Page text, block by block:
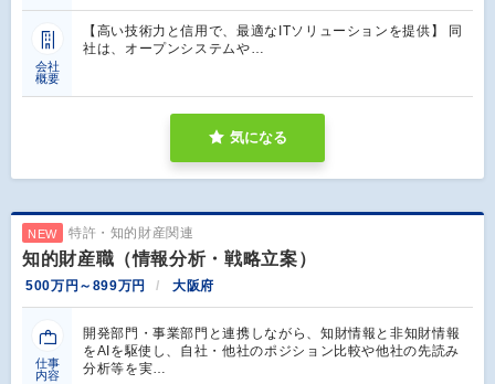
会社
概要
【高い技術力と信用で、最適なITソリューションを提供】 同
社は、オープンシステムや…
気になる
NEW 特許・知的財産関連
知的財産職（情報分析・戦略立案）
500万円～899万円 大阪府
仕事
内容
開発部門・事業部門と連携しながら、知財情報と非知財情報
をAIを駆使し、自社・他社のポジション比較や他社の先読み
分析等を実…